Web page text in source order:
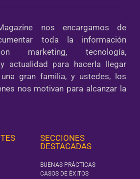
nos encargamos de
toda la información
marketing, tecnología,
actualidad para hacerla llegar
gran familia, y ustedes, los
nos motivan para alcanzar la
SECCIONES
DESTACADAS
BUENAS PRÁCTICAS
CASOS DE ÉXITOS